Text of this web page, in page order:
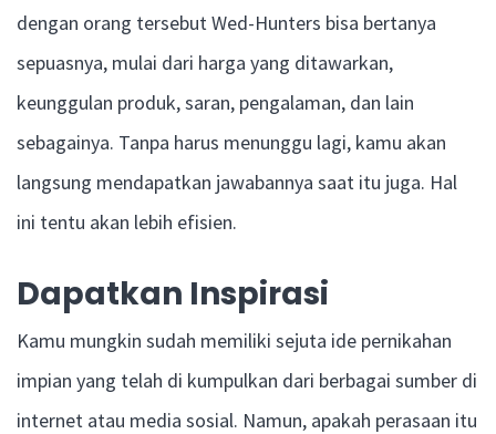
dengan orang tersebut Wed-Hunters bisa bertanya
sepuasnya, mulai dari harga yang ditawarkan,
keunggulan produk, saran, pengalaman, dan lain
sebagainya. Tanpa harus menunggu lagi, kamu akan
langsung mendapatkan jawabannya saat itu juga. Hal
ini tentu akan lebih efisien.
Dapatkan Inspirasi
Kamu mungkin sudah memiliki sejuta ide pernikahan
impian yang telah di kumpulkan dari berbagai sumber di
internet atau media sosial. Namun, apakah perasaan itu